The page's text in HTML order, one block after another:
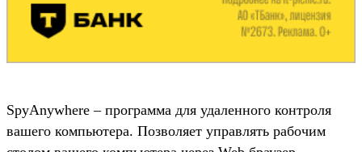
SpyAnywhere – программа для удаленного контроля
вашего компьютера. Позволяет управлять рабочим